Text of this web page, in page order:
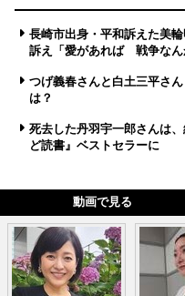
長崎市出身・平和訴えた美
訴え「愛があれば 戦争なん
つげ義春さんと白土三平さ
は？
死去した丹羽宇一郎さんは
ど読書』ベストセラーに
動画で見る